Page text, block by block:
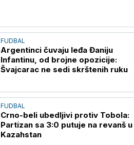
FUDBAL
Argentinci čuvaju leđa Đaniju
Infantinu, od brojne opozicije:
Švajcarac ne sedi skrštenih ruku
FUDBAL
Crno-beli ubedljivi protiv Tobola:
Partizan sa 3:0 putuje na revanš u
Kazahstan